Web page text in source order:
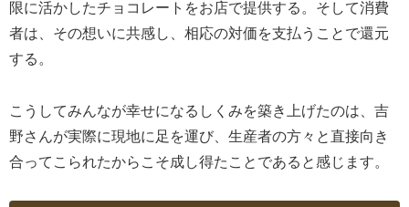
限に活かしたチョコレートをお店で提供する。そして消費
者は、その想いに共感し、相応の対価を支払うことで還元
する。
こうしてみんなが幸せになるしくみを築き上げたのは、吉
野さんが実際に現地に足を運び、生産者の方々と直接向き
合ってこられたからこそ成し得たことであると感じます。